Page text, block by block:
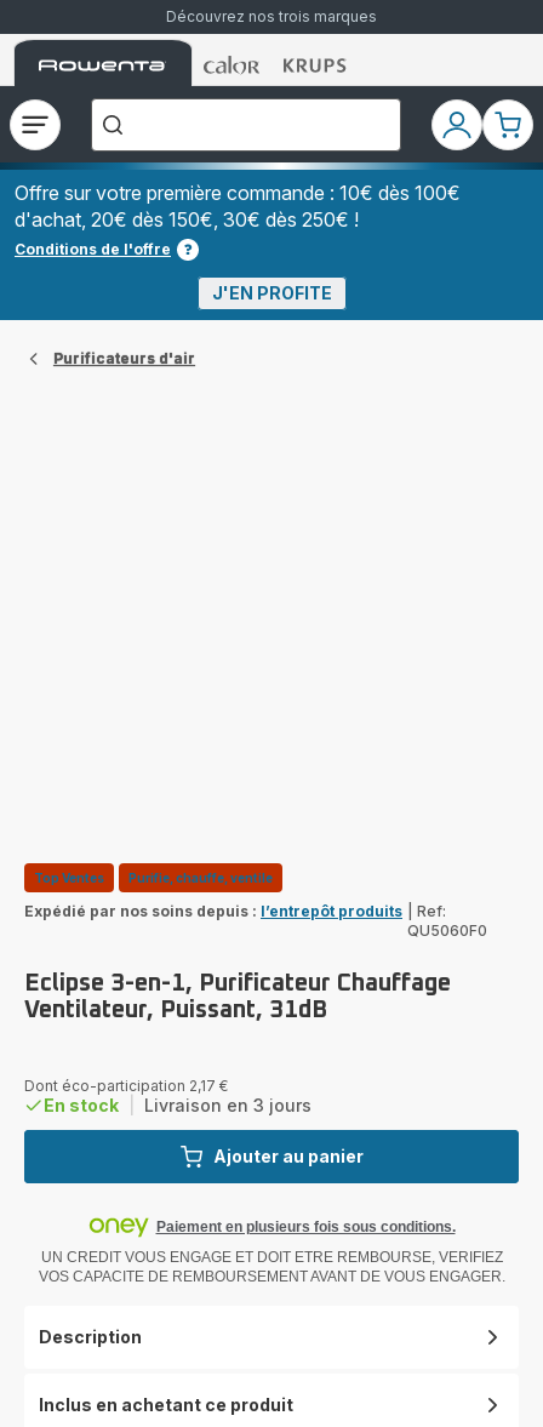
Découvrez nos trois marques
Accueil
Rowenta
Accueil
Rowenta
Accueil
Rowenta
Ouvrir
le
menu
recherchez-
vous
?","Aspirateurs
à
Grains","Centrales
Vapeurs","Sèche
Cheveux"]
Mon
compte
Mon
Offre sur votre première commande : 10€ dès 100€
d'achat, 20€ dès 150€, 30€ dès 250€ !
Conditions de l'offre
J'EN PROFITE
Purificateurs d'air
Top Ventes Purifie, chauffe, ventile
Expédié par nos soins depuis : l’entrepôt produits
Ref:
QU5060F0
Eclipse 3-en-1, Purificateur Chauffage
Ventilateur, Puissant, 31dB
Dont éco-participation 2,17 €
En stock Livraison en 3 jours
Ajouter au panier
Paiement en plusieurs fois sous conditions.
UN CREDIT VOUS ENGAGE ET DOIT ETRE REMBOURSE, VERIFIEZ
VOS CAPACITE DE REMBOURSEMENT AVANT DE VOUS ENGAGER.
Description
Inclus en achetant ce produit